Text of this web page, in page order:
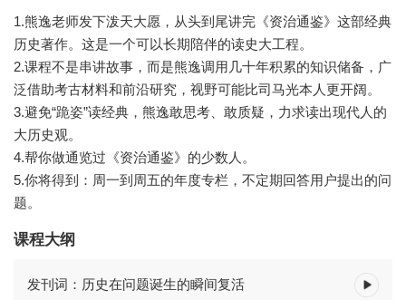
1.熊逸老师发下泼天大愿，从头到尾讲完《资治通鉴》这部经典
历史著作。这是一个可以长期陪伴的读史大工程。
2.课程不是串讲故事，而是熊逸调用几十年积累的知识储备，广
泛借助考古材料和前沿研究，视野可能比司马光本人更开阔。
3.避免“跪姿”读经典，熊逸敢思考、敢质疑，力求读出现代人的
大历史观。
4.帮你做通览过《资治通鉴》的少数人。
5.你将得到：周一到周五的年度专栏，不定期回答用户提出的问
题。
课程大纲
发刊词：历史在问题诞生的瞬间复活